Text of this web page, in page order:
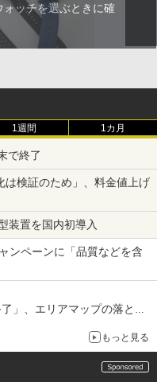
ッチを選ぶときに確
1週間 1カ月
で終了
は検証のため」、料金値上げ
装置を国内初導入
ンペーンに「品質などを含
」、エリアマップの落とし
もっと見る